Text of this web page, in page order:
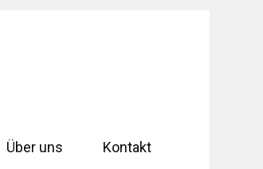
Über uns Kontakt